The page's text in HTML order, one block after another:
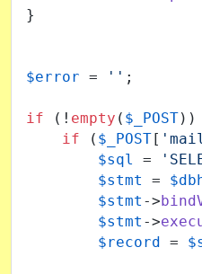
}
$error = '' ;
if (! empty ( $_POST))
if ( $_POST[
$sql
=
$stmt
=
$stmt ->
$stmt ->
$record =